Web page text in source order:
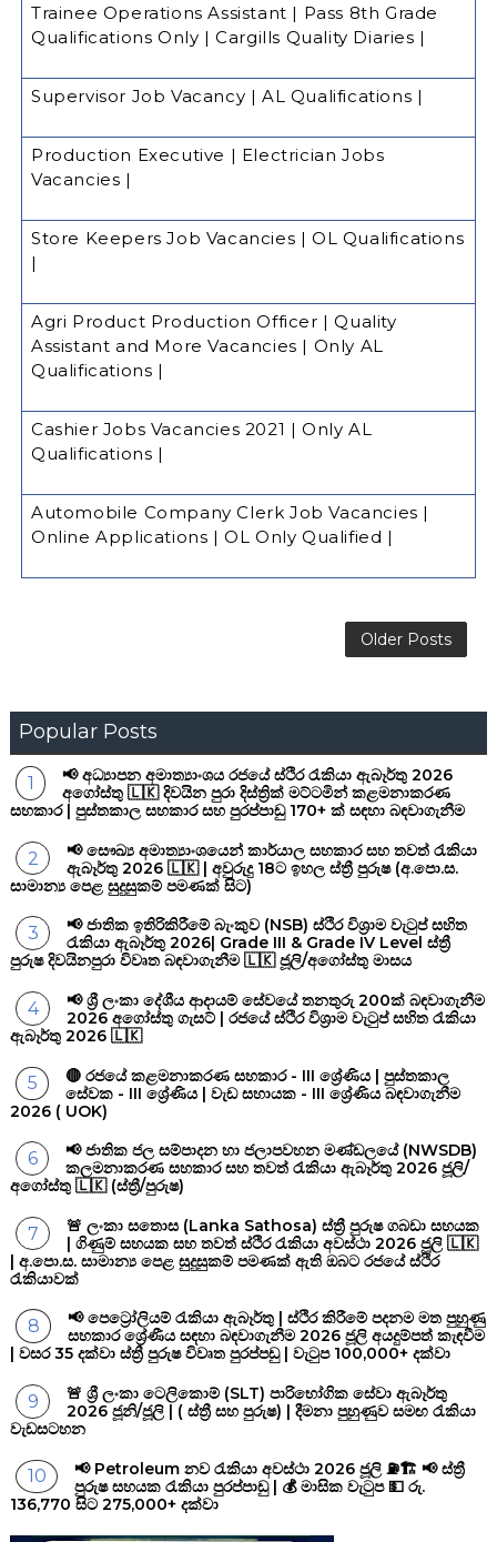
Trainee Operations Assistant | Pass 8th Grade
Qualifications Only | Cargills Quality Diaries |
Supervisor Job Vacancy | AL Qualifications |
Production Executive | Electrician Jobs
Vacancies |
Store Keepers Job Vacancies | OL Qualifications
|
Agri Product Production Officer | Quality
Assistant and More Vacancies | Only AL
Qualifications |
Cashier Jobs Vacancies 2021 | Only AL
Qualifications |
Automobile Company Clerk Job Vacancies |
Online Applications | OL Only Qualified |
Older Posts
Popular Posts
📢 අධ්‍යාපන අමාත්‍යාංශය රජයේ ස්ථිර රැකියා ඇබෑර්තු 2026
අගෝස්තු 🇱🇰 දිවයින පුරා දිස්ත්‍රික් මට්ටමින් කළමනාකරණ
සහකාර | පුස්තකාල සහකාර සහ පුරප්පාඩු 170+ ක් සඳහා බඳවාගැනීම
📢 සෞඛ්‍ය අමාත්‍යාංශයෙන් කාර්යාල සහකාර සහ තවත් රැකියා
ඇබෑර්තු 2026 🇱🇰 | අවුරුදු 18ට ඉහල ස්ත්‍රී පුරුෂ (අ.පො.ස.
සාමාන්‍ය පෙළ සුදුසුකම් පමණක් සිට)
📢 ජාතික ඉතිරිකිරීමේ බැංකුව (NSB) ස්ථිර විශ්‍රාම වැටුප් සහිත
රැකියා ඇබෑර්තු 2026| Grade III & Grade IV Level ස්ත්‍රී
පුරුෂ දිවයිනපුරා විවෘත බඳවාගැනීම 🇱🇰 ජූලි/අගෝස්තු මාසය
📢 ශ්‍රී ලංකා දේශීය ආදායම් සේවයේ තනතුරු 200ක් බඳවාගැනීම
2026 අගෝස්තු ගැසට් | රජයේ ස්ථිර විශ්‍රාම වැටුප් සහිත රැකියා
ඇබෑර්තු 2026 🇱🇰
🔴 රජයේ කළමනාකරණ සහකාර - III ශ්‍රේණිය | පුස්තකාල
සේවක - III ශ්‍රේණිය | වැඩ සහායක - III ශ්‍රේණිය බඳවාගැනීම
2026 ( UOK)
📢 ජාතික ජල සම්පාදන හා ජලාපවහන මණ්ඩලයේ (NWSDB)
කලමනාකරණ සහකාර සහ තවත් රැකියා ඇබෑර්තු 2026 ජූලි/
අගෝස්තු 🇱🇰 (ස්ත්‍රී/පුරුෂ)
🚨 ලංකා සතොස (Lanka Sathosa) ස්ත්‍රී පුරුෂ ගබඩා සහයක
| ගිණුම් සහයක සහ තවත් ස්ථිර රැකියා අවස්ථා 2026 ජූලි 🇱🇰
| අ.පො.ස. සාමාන්‍ය පෙළ සුදුසුකම් පමණක් ඇති ඔබට රජයේ ස්ථිර
රැකියාවක්
📢 පෙට්‍රෝලියම් රැකියා ඇබෑර්තු | ස්ථිර කිරීමේ පදනම මත පුහුණු
සහකාර ශ්‍රේණීය සඳහා බඳවාගැනීම 2026 ජූලි අයදුම්පත් කැඳවීම
| වසර 35 දක්වා ස්ත්‍රී පුරුෂ විවෘත පුරප්පඩු | වැටුප 100,000+ දක්වා
🚨 ශ්‍රී ලංකා ටෙලිකොම් (SLT) පාරිභෝගික සේවා ඇබෑර්තු
2026 ජූනි/ජූලි | ( ස්ත්‍රී සහ පුරුෂ) | දීමනා පුහුණුව සමඟ රැකියා
වැඩසටහන
📢 Petroleum නව රැකියා අවස්ථා 2026 ජූලි ⛽🏗️ 📢 ස්ත්‍රී
පුරුෂ සහයක රැකියා පුරප්පාඩු | 💰 මාසික වැටුප 💵 රු.
136,770 සිට 275,000+ දක්වා